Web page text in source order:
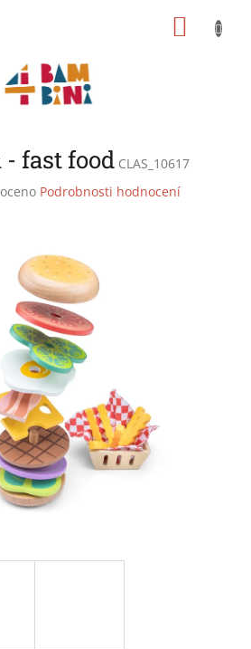
- fast food CLAS_10617
Podrobnosti hodnocení